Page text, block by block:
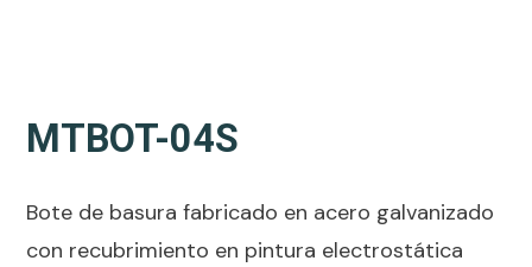
MTBOT-04S
Bote de basura fabricado en acero galvanizado
con recubrimiento en pintura electrostática